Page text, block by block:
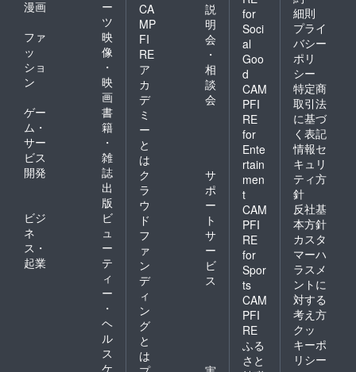
漫画
ー
ツ
ファ
ッ
ショ
ン
映
像
・
映
画
ゲー
ム・
サー
ビス
開発
書
籍
・
雑
誌
出
版
ビジ
ネ
ス・
起業
ビ
ュ
ー
テ
ィ
ー
・
ヘ
ル
ス
ケ
CA
MP
FI
RE
ア
カ
デ
ミ
ー
と
は
説
明
会
・
相
談
会
ク
ラ
ウ
ド
フ
ァ
ン
デ
ィ
ン
グ
と
は
サ
ポ
ー
ト
サ
ー
ビ
ス
for
Soci
al
Goo
d
CAM
PFI
RE
for
Ente
rtain
men
t
CAM
PFI
RE
for
Spor
ts
CAM
PFI
RE
ふる
さと
細則
プライ
バシー
ポリ
シー
特定商
取引法
に基づ
く表記
情報セ
キュリ
ティ方
針
反社基
本方針
カスタ
マーハ
ラスメ
ントに
対する
考え方
クッ
キーポ
リシー